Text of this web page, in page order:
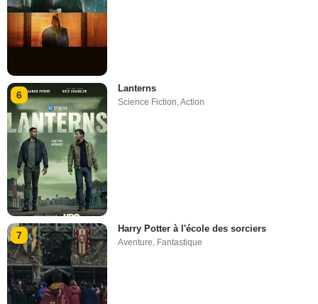
6
Lanterns
Science Fiction,Action
7
Harry Potter à l'école des sorciers
Aventure, Fantastique